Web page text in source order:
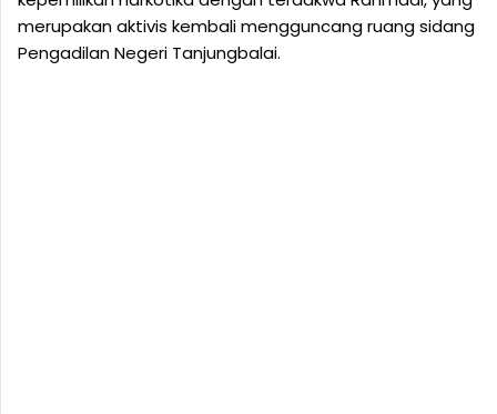
merupakan aktivis kembali mengguncang ruang sidang
Pengadilan Negeri Tanjungbalai.